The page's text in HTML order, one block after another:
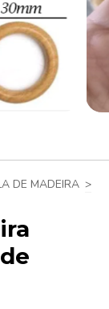
DE MADEIRA >